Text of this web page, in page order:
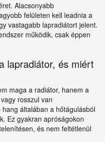
Alacsonyabb
felületen kell leadnia a
vastagabb lapradiátort jelent.
működik, csak éppen
lapradiátor, és miért
maga a radiátor, hanem a
rosszul van
általában a hőtágulásból
Ez gyakran apróságokon
és nem feltétlenül